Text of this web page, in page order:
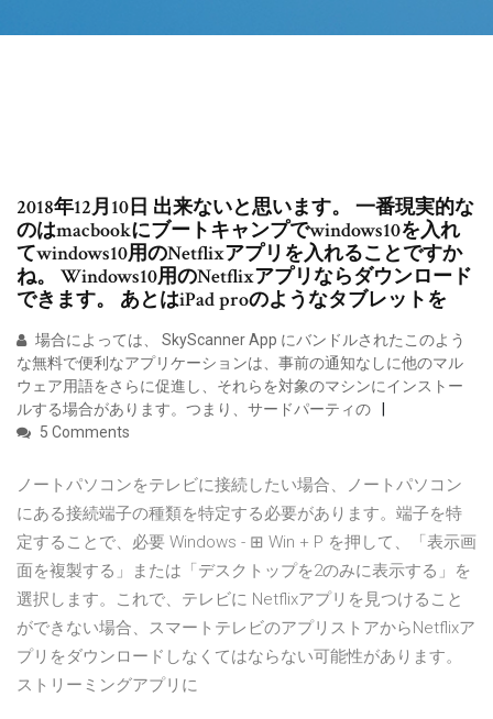
2018年12月10日 出来ないと思います。 一番現実的な
のはmacbookにブートキャンプでwindows10を入れ
てwindows10用のNetflixアプリを入れることですか
ね。 Windows10用のNetflixアプリならダウンロード
できます。 あとはiPad proのようなタブレットを
場合によっては、 SkyScanner App にバンドルされたこのよう
な無料で便利なアプリケーションは、事前の通知なしに他のマル
ウェア用語をさらに促進し、それらを対象のマシンにインストー
ルする場合があります。つまり、サードパーティの
5 Comments
ノートパソコンをテレビに接続したい場合、ノートパソコン
にある接続端子の種類を特定する必要があります。端子を特
定することで、必要 Windows - ⊞ Win + P を押して、「表示画
面を複製する」または「デスクトップを2のみに表示する」を
選択します。これで、テレビに Netflixアプリを見つけること
ができない場合、スマートテレビのアプリストアからNetflixア
プリをダウンロードしなくてはならない可能性があります。
ストリーミングアプリに